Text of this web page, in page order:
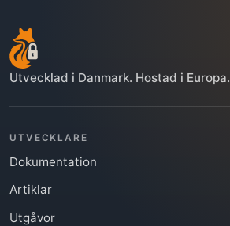
Utvecklad i Danmark. Hostad i Europa.
UTVECKLARE
Dokumentation
Artiklar
Utgåvor